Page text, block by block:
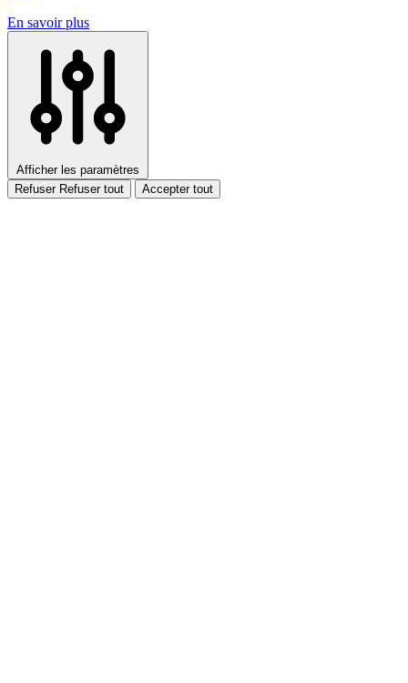
En savoir plus
Afficher les paramètres
Refuser Refuser tout Accepter tout